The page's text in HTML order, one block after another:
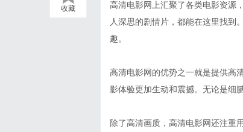
收藏
高清电影网上汇聚了各类电影资源
人深思的剧情片，都能在这里找到
趣。
高清电影网的优势之一就是提供高
影体验更加生动和震撼。无论是细
除了高清画质，高清电影网还注重